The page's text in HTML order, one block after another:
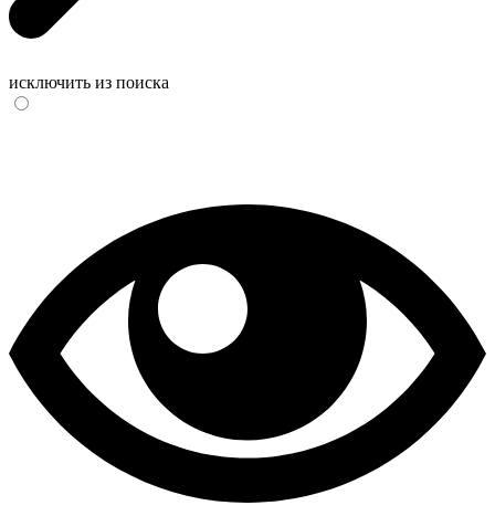
исключить из поиска